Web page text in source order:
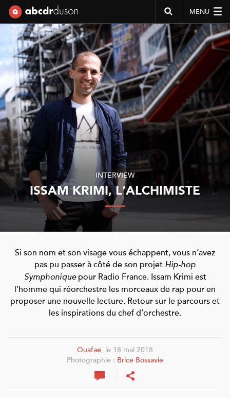
MENU
Abcdr du Son
INTERVIEW
ISSAM KRIMI, L’ALCHIMISTE
Si son nom et son visage vous échappent, vous n’avez
pas pu passer à côté de son projet Hip-hop
Symphoniquepour Radio France. Issam Krimi est
l’homme qui réorchestre les morceaux de rap pour en
proposer une nouvelle lecture. Retour sur le parcours et
les inspirations du chef d’orchestre.
Ouafae, le 18 mai 2018
Photographie : Brice Bossavie